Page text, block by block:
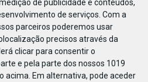
de publicidade e conteúdos,
de serviços. Com a
parceiros poderemos usar
precisos através da
clicar para consentir o
e pela parte dos nossos 1019
acima. Em alternativa, pode aceder